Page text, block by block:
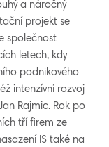
a náročný
projekt se
společnost
letech, kdy
podnikového
intenzívní rozvoj
Rajmic. Rok po
tří firem ze
IS také na